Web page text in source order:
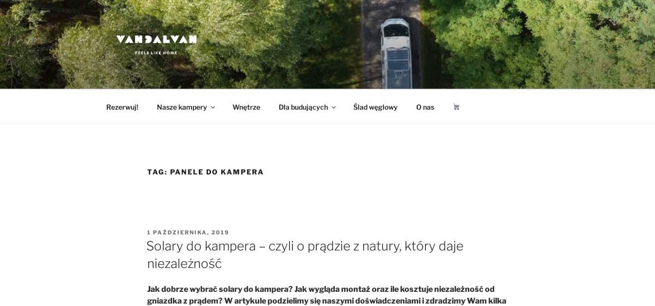
Przejdź
do
treści
VANDALVAN
Feels like home
Rezerwuj! Nasze kampery Wnętrze Dla budujących Ślad węglowy O nas
TAG: PANELE DO KAMPERA
OPUBLIKOWANE
W
1 PAŹDZIERNIKA, 2019
Solary do kampera – czyli o prądzie z natury, który daje
niezależność
Jak dobrze wybrać solary do kampera? Jak wygląda montaż oraz ile kosztuje niezależność od
gniazdka z prądem? W artykule podzielimy się naszymi doświadczeniami i zdradzimy Wam kilka